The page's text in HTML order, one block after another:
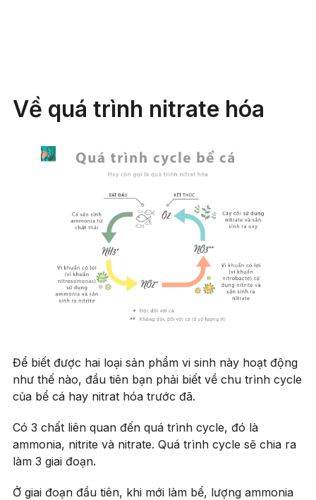
Về quá trình nitrate hóa
Để biết được hai loại sản phẩm vi sinh này hoạt động
như thế nào, đầu tiên bạn phải biết về chu trình cycle
của bể cá hay nitrat hóa trước đã.
Có 3 chất liên quan đến quá trình cycle, đó là
ammonia, nitrite và nitrate. Quá trình cycle sẽ chia ra
làm 3 giai đoạn.
Ở giai đoạn đầu tiên, khi mới làm bể, lượng ammonia